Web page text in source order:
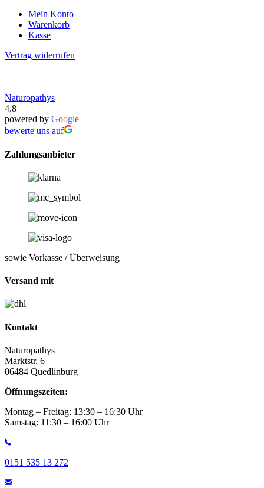
Mein Konto
Warenkorb
Kasse
Vertrag widerrufen
Naturopathys
4.8
powered by Google
bewerte uns auf
Zahlungsanbieter
sowie Vorkasse / Überweisung
Versand mit
Kontakt
Naturopathys
Marktstr. 6
06484 Quedlinburg
Öffnungszeiten:
Montag – Freitag: 13:30 – 16:30 Uhr
Samstag: 11:30 – 16:00 Uhr
0151 535 13 272